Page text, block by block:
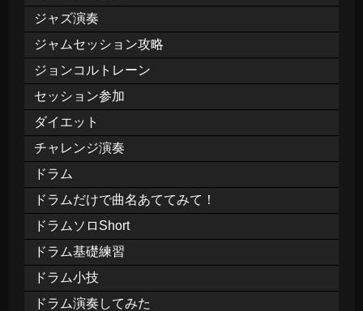
ジャズ演奏
ジャムセッション攻略
ジョンコルトレーン
セッション参加
ダイエット
チャレンジ演奏
ドラム
ドラムだけで曲名あててみて！
ドラムソロShort
ドラム基礎練習
ドラム小技
ドラム演奏してみた